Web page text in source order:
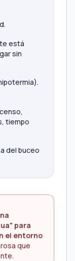
está
sin
tiempo
del buceo
para
el entorno
que